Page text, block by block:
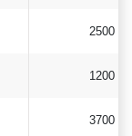
2500
1200
3700